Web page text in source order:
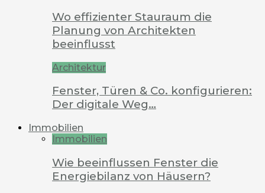
Wo effizienter Stauraum die
Planung von Architekten
beeinflusst
Architektur
Fenster, Türen & Co. konfigurieren:
Der digitale Weg…
Immobilien
Immobilien
Wie beeinflussen Fenster die
Energiebilanz von Häusern?